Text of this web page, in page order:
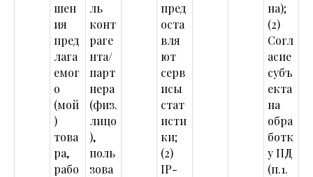
шен
ия
пред
лага
емог
о
(мой
)
това
ра,
рабо
ль
конт
раге
нта/
парт
нера
(физ.
лицо
),
поль
зова
пред
оста
вля
ют
серв
исы
стат
исти
ки;
(2)
IP-
на);
(2)
Согл
асие
субъ
екта
на
обра
ботк
у ПД
(п.1.